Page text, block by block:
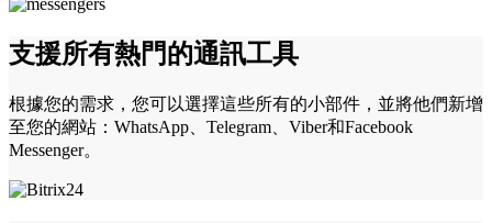
支援所有熱門的通訊工具
根據您的需求，您可以選擇這些所有的小部件，並將他們新增
至您的網站：WhatsApp、Telegram、Viber和Fac­ebook
Messenger。